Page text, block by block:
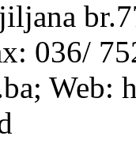
036/
Web: